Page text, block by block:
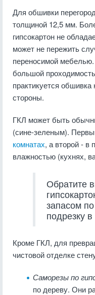
Для обшивки
толщиной 12,5 мм.
гипсокартон не
может не пережить
переносимой
большой
практикуется
стороны.
ГКЛ может быть
(сине-зеленым).
комнатах, а второй -
влажностью (кухнях,
Обратите
запасом
подрезку
Кроме ГКЛ, для
чистовой отделке
Саморезы по
по дереву. Они